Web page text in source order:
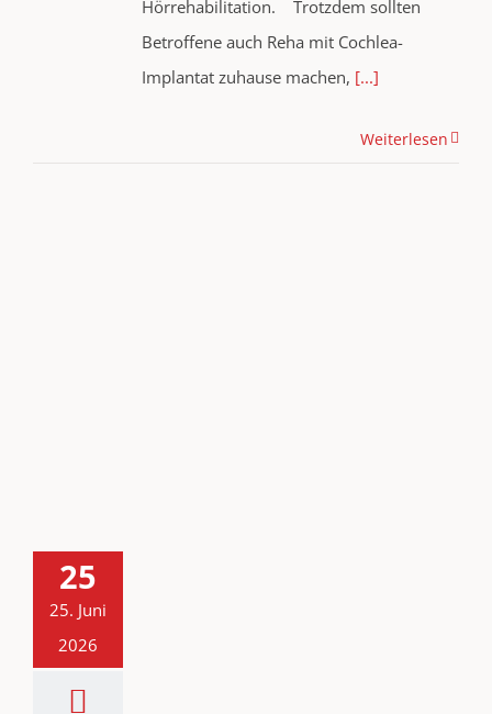
Hörrehabilitation. Trotzdem sollten
Betroffene auch Reha mit Cochlea-
Implantat zuhause machen, [...]
Weiterlesen
25
25. Juni
2026